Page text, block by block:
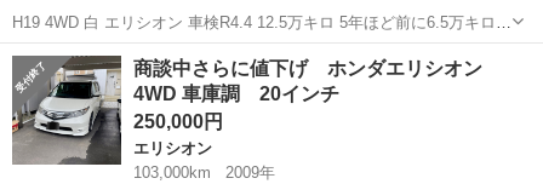
H19 4WD 白 エリシオン 車検R4.4 12.5万キロ 5年ほど前に6.5万キロほ
どで購入しました。 私で2オーナーです。 装備は純正ナビ、純正
ETC、純正オプションリアルームランプ、ユピテルエンジンスタータ
ー（ア...
北海道 恵庭市 恵庭駅 エリシオン 4WD
商談中さらに値下げ ホンダエリシオン
4WD 車庫調 20インチ
250,000円
エリシオン
103,000km
2009年